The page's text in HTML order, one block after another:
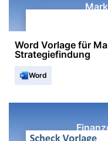
Word Vorlage für
Strategiefindung
Word